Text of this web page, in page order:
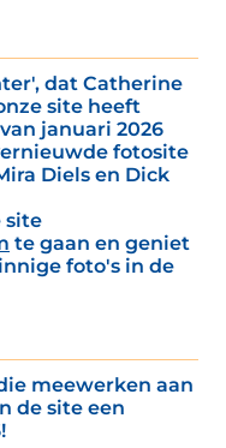
dat Catherine
site heeft
januari 2026
fotosite
Diels en Dick
site
te gaan en geniet
foto's in de
meewerken aan
de site een